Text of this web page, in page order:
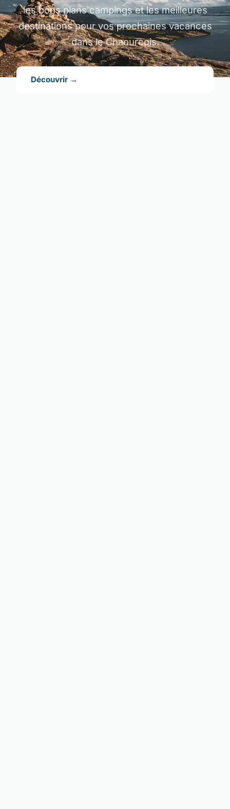
les bons plans campings et les meilleures
destinations pour vos prochaines vacances
dans le Chaourcois.
Découvrir →